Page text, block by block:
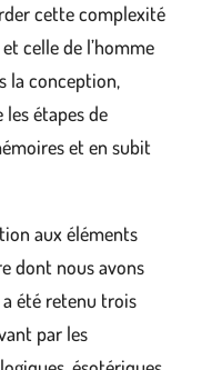
cette complexité
celle de l’homme
la conception,
étapes de
et en subit
aux éléments
dont nous avons
été retenu trois
par les